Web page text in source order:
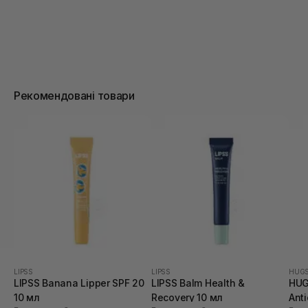
Рекомендовані товари
LIPSS
LIPSS Banana Lipper SPF 20
10 мл
LIPSS
LIPSS Balm Health &
Recovery 10 мл